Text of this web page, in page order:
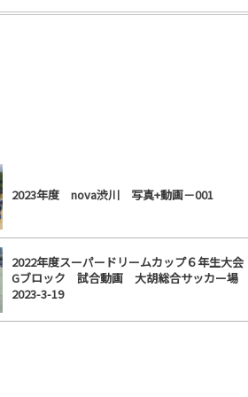
2023年度 nova渋川 写真+動画－001
2022年度スーパードリームカップ６年生大会
Gブロック 試合動画 大胡総合サッカー場
2023-3-19